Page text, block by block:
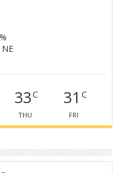
33C
THU
31 C
FRI